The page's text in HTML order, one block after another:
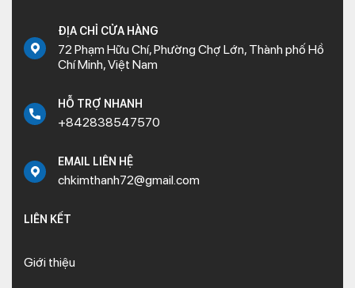
ĐỊA CHỈ CỬA HÀNG
72 Phạm Hữu Chí, Phường Chợ Lớn, Thành phố Hồ
Chí Minh, Việt Nam
HỖ TRỢ NHANH
+842838547570
EMAIL LIÊN HỆ
chkimthanh72@gmail.com
LIÊN KẾT
Giới thiệu